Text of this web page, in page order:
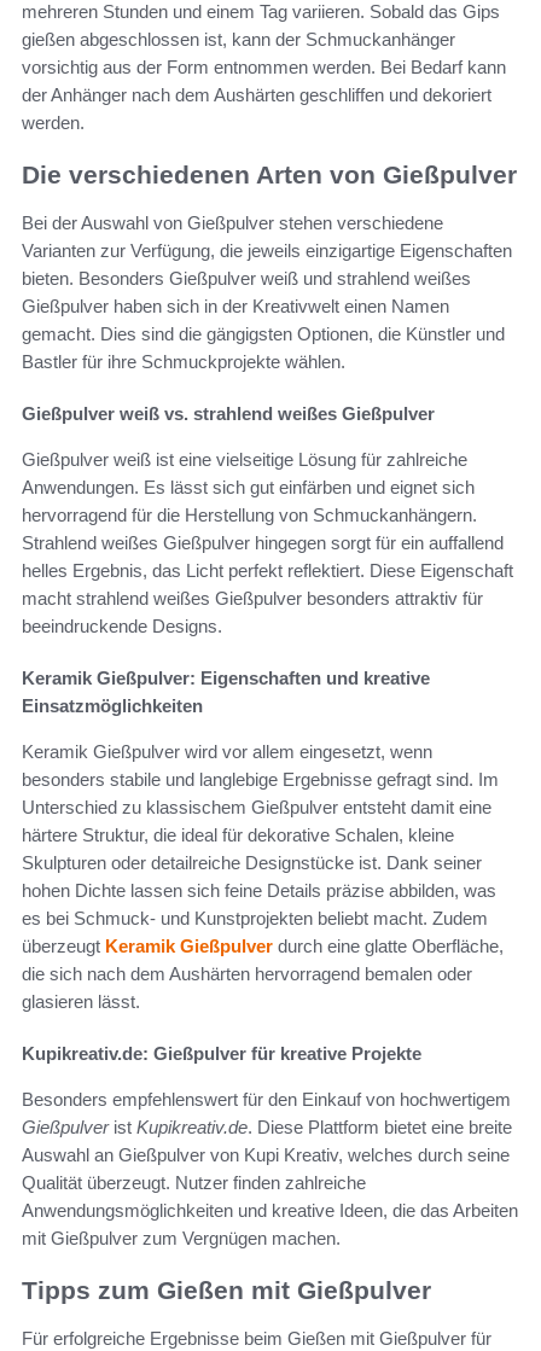
mehreren Stunden und einem Tag variieren. Sobald das Gips
gießen abgeschlossen ist, kann der Schmuckanhänger
vorsichtig aus der Form entnommen werden. Bei Bedarf kann
der Anhänger nach dem Aushärten geschliffen und dekoriert
werden.
Die verschiedenen Arten von Gießpulver
Bei der Auswahl von Gießpulver stehen verschiedene
Varianten zur Verfügung, die jeweils einzigartige Eigenschaften
bieten. Besonders Gießpulver weiß und strahlend weißes
Gießpulver haben sich in der Kreativwelt einen Namen
gemacht. Dies sind die gängigsten Optionen, die Künstler und
Bastler für ihre Schmuckprojekte wählen.
Gießpulver weiß vs. strahlend weißes Gießpulver
Gießpulver weiß ist eine vielseitige Lösung für zahlreiche
Anwendungen. Es lässt sich gut einfärben und eignet sich
hervorragend für die Herstellung von Schmuckanhängern.
Strahlend weißes Gießpulver hingegen sorgt für ein auffallend
helles Ergebnis, das Licht perfekt reflektiert. Diese Eigenschaft
macht strahlend weißes Gießpulver besonders attraktiv für
beeindruckende Designs.
Keramik Gießpulver: Eigenschaften und kreative
Einsatzmöglichkeiten
Keramik Gießpulver wird vor allem eingesetzt, wenn
besonders stabile und langlebige Ergebnisse gefragt sind. Im
Unterschied zu klassischem Gießpulver entsteht damit eine
härtere Struktur, die ideal für dekorative Schalen, kleine
Skulpturen oder detailreiche Designstücke ist. Dank seiner
hohen Dichte lassen sich feine Details präzise abbilden, was
es bei Schmuck- und Kunstprojekten beliebt macht. Zudem
überzeugt Keramik Gießpulver durch eine glatte Oberfläche,
die sich nach dem Aushärten hervorragend bemalen oder
glasieren lässt.
Kupikreativ.de: Gießpulver für kreative Projekte
Besonders empfehlenswert für den Einkauf von hochwertigem
Gießpulverist Kupikreativ.de. Diese Plattform bietet eine breite
Auswahl an Gießpulver von Kupi Kreativ, welches durch seine
Qualität überzeugt. Nutzer finden zahlreiche
Anwendungsmöglichkeiten und kreative Ideen, die das Arbeiten
mit Gießpulver zum Vergnügen machen.
Tipps zum Gießen mit Gießpulver
Für erfolgreiche Ergebnisse beim Gießen mit Gießpulver für